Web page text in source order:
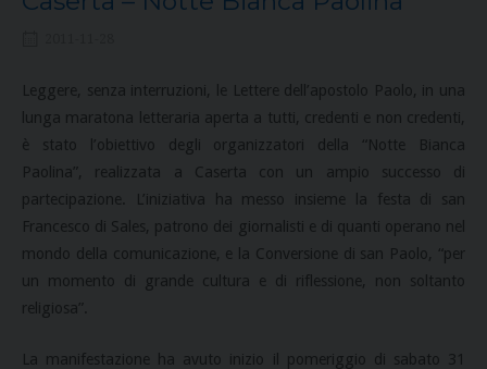
Leggere, senza interruzioni, le Lettere dell’apostolo Paolo, in una
lunga maratona letteraria aperta a tutti, credenti e non credenti,
è stato l’obiettivo degli organizzatori della “Notte Bianca
Paolina”, realizzata a Caserta con un ampio successo di
partecipazione. L’iniziativa ha messo insieme la festa di san
Francesco di Sales, patrono dei giornalisti e di quanti operano nel
mondo della comunicazione, e la Conversione di san Paolo, “per
un momento di grande cultura e di riflessione, non soltanto
religiosa”.
La manifestazione ha avuto inizio il pomeriggio di sabato 31